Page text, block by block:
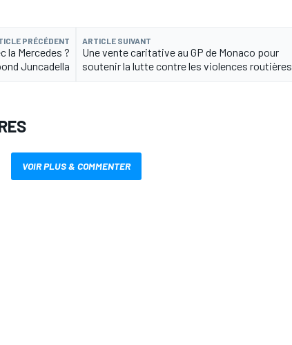
PRÉCÉDENT
la Mercedes ?
Juncadella
ARTICLE SUIVANT
Une vente caritative au GP de Monaco pour
soutenir la lutte contre les violences routières
VOIR PLUS & COMMENTER